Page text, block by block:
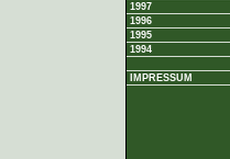
1997
1996
1995
1994
IMPRESSUM